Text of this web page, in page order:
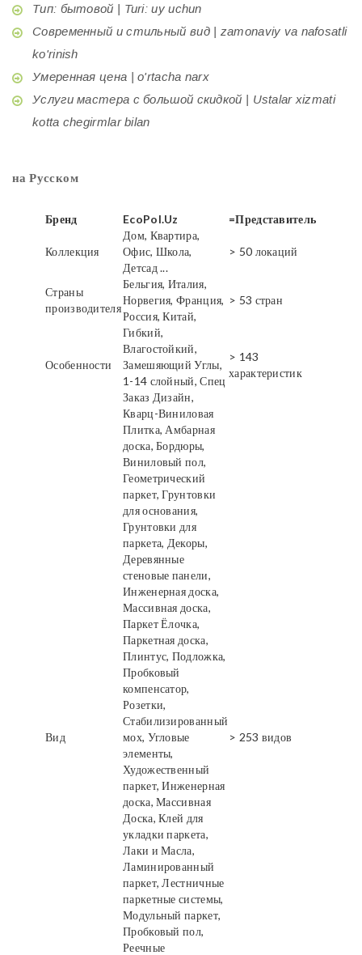
Тип: бытовой | Turi: uy uchun
Современный и стильный вид | zamonaviy va nafosatli
ko'rinish
Умеренная цена | o'rtacha narx
Услуги мастера с большой скидкой | Ustalar xizmati
kotta chegirmlar bilan
на Русском
Бренд EcoPol.Uz =Представитель
Коллекция
Дом, Квартира,
Офис, Школа,
Детсад ...
> 50 локаций
Страны
производителя
Бельгия, Италия,
Норвегия, Франция,
Россия, Китай,
> 53 стран
Особенности
Гибкий,
Влагостойкий,
Замешяющий Углы,
1-14 слойный, Спец
Заказ Дизайн,
> 143
характеристик
Вид
Кварц-Виниловая
Плитка, Амбарная
доска, Бордюры,
Виниловый пол,
Геометрический
паркет, Грунтовки
для основания,
Грунтовки для
паркета, Декоры,
Деревянные
стеновые панели,
Инженерная доска,
Массивная доска,
Паркет Ёлочка,
Паркетная доска,
Плинтус, Подложка,
Пробковый
компенсатор,
Розетки,
Стабилизированный
мох, Угловые
элементы,
Художественный
паркет, Инженерная
доска, Массивная
Доска, Клей для
укладки паркета,
Лаки и Масла,
Ламинированный
паркет, Лестничные
паркетные системы,
Модульный паркет,
Пробковый пол,
Реечные
> 253 видов